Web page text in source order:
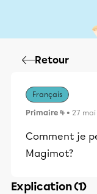
Retour
Français
Primaire 4 • 27 mai
Comment je
Magimot?
Explication (1)